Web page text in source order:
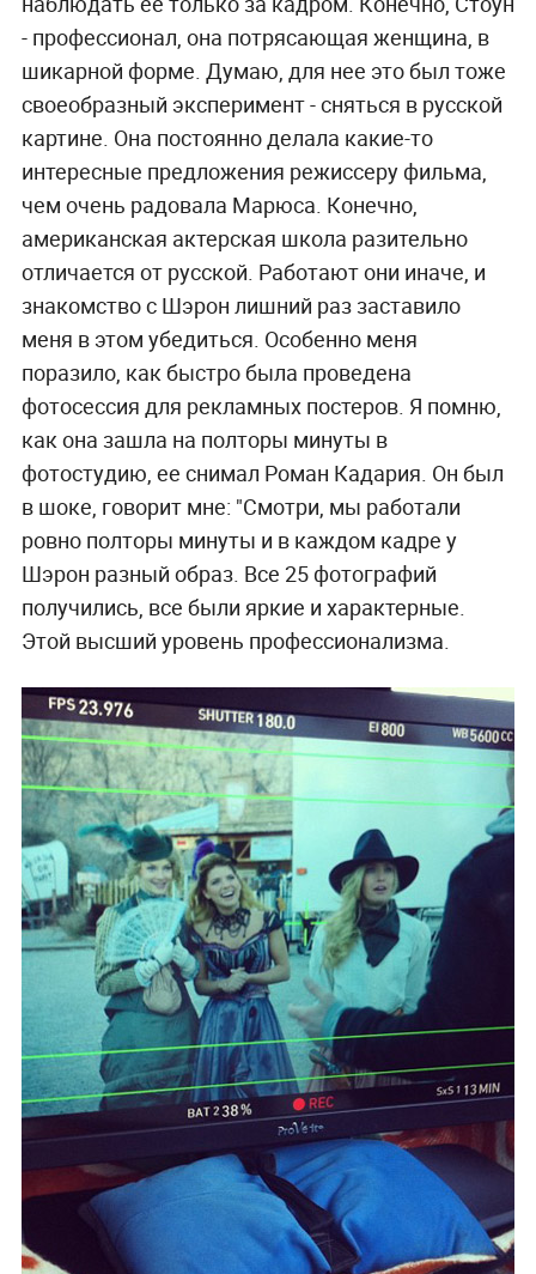
- профессионал, она потрясающая женщина, в
шикарной форме. Думаю, для нее это был тоже
своеобразный эксперимент - сняться в русской
картине. Она постоянно делала какие-то
интересные предложения режиссеру фильма,
чем очень радовала Марюса. Конечно,
американская актерская школа разительно
отличается от русской. Работают они иначе, и
знакомство с Шэрон лишний раз заставило
меня в этом убедиться. Особенно меня
поразило, как быстро была проведена
фотосессия для рекламных постеров. Я помню,
как она зашла на полторы минуты в
фотостудию, ее снимал Роман Кадария. Он был
в шоке, говорит мне: "Смотри, мы работали
ровно полторы минуты и в каждом кадре у
Шэрон разный образ. Все 25 фотографий
получились, все были яркие и характерные.
Этой высший уровень профессионализма.